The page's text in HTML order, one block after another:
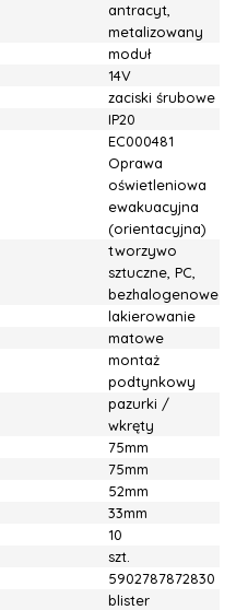
antracyt,
metalizowany
moduł
14V
zaciski śrubowe
IP20
EC000481
Oprawa
oświetleniowa
ewakuacyjna
(orientacyjna)
tworzywo
sztuczne, PC,
bezhalogenowe
lakierowanie
matowe
montaż
podtynkowy
pazurki /
wkręty
75mm
75mm
52mm
33mm
10
szt.
5902787872830
blister